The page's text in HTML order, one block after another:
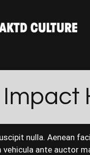
Impact
nulla. Aenean
vehicula ante auctor